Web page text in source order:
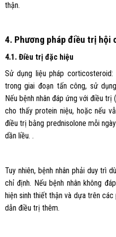
thận.
4. Phương pháp điều trị hội
4.1. Điều trị đặc hiệu
Sử dụng liệu pháp
trong giai đoạn tấn công, sử
Nếu bệnh nhân đáp ứng với điều
cho thấy protein niệu, hoặc nếu
điều trị bằng prednisolone mỗi
dần liều. .
Tuy nhiên, bệnh nhân phải duy trì
chỉ định. Nếu bệnh nhân không
hiện sinh thiết thận và dựa trên
dẫn điều trị thêm.